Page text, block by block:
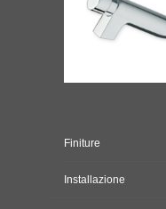
Finiture
Installazione